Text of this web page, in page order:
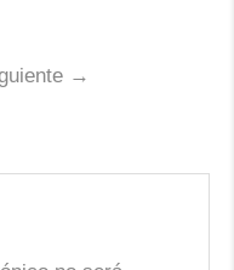
→